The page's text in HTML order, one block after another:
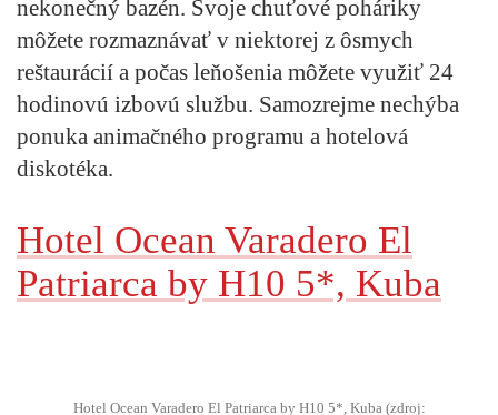
nekonečný bazén. Svoje chuťové poháriky
môžete rozmaznávať v niektorej z ôsmych
reštaurácií a počas leňošenia môžete využiť 24
hodinovú izbovú službu. Samozrejme nechýba
ponuka animačného programu a hotelová
diskotéka.
Hotel Ocean Varadero El
Patriarca by H10 5*, Kuba
Hotel Ocean Varadero El Patriarca by H10 5*, Kuba (zdroj: